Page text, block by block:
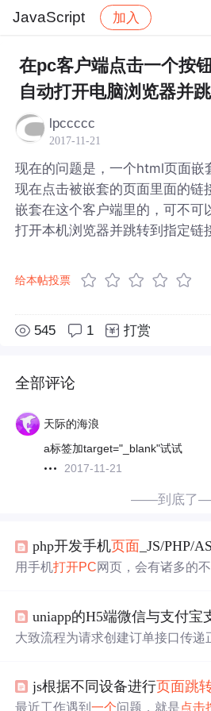
JavaScript 加入
社区 JavaScript 帖子详情
在pc客户端点击一个按
自动打开电脑浏览器并
lpccccc
2017-11-21
现在的问题是，一个html页面嵌
现在点击被嵌套的页面里面的链
嵌套在这个客户端里的，可不可
打开本机浏览器并跳转到指定链
给本帖投票
545 1 打赏
全部评论
天际的海浪
a标签加target="_blank"试试
2017-11-21
——到底了
php开发手机页面 _JS/PHP/
用手机打开PC网页，会有诸多的
左右拖动网页，操作起来相当麻烦
体验，网页手机版顺应而出，目前
去掉，以适合手机用户使用。现在
题...
uniapp的H5端微信与支付宝
大致流程为请求创建订单接口传递
拿到这个二维码渲染到屏幕上并开
秒请求一次查询支付结果接口，查
js根据不同设备进行页面跳
最近工作遇到一个问题，就是点击